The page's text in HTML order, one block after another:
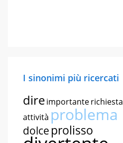
I sinonimi più ricercati
direimportanterichiesta
attività problema
dolce prolisso